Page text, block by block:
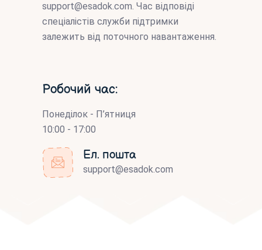
support@esadok.com. Час відповіді
спеціалістів служби підтримки
залежить від поточного навантаження.
Робочий час:
Понеділок - П’ятниця
10:00 - 17:00
Ел. пошта
support@esadok.com